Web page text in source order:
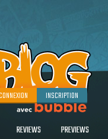
INSCRIPTION
REVIEWS PREVIEWS